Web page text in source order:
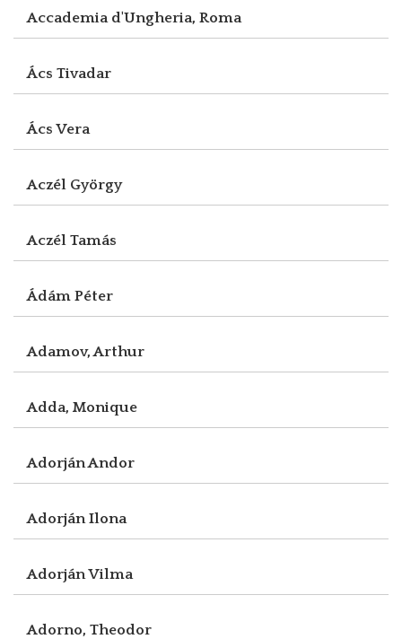
Accademia d'Ungheria, Roma
Ács Tivadar
Ács Vera
Aczél György
Aczél Tamás
Ádám Péter
Adamov, Arthur
Adda, Monique
Adorján Andor
Adorján Ilona
Adorján Vilma
Adorno, Theodor